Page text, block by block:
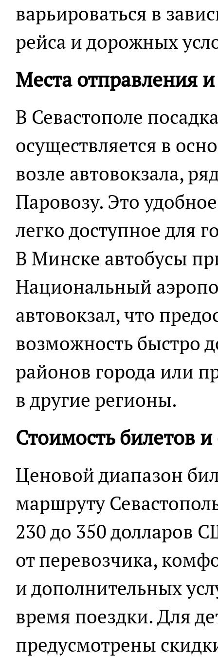
варьироваться в
рейса и дорожных
Места отправления
В Севастополе
осуществляется в
возле автовокзала,
Паровозу. Это
легко доступное для
В Минске автобусы
Национальный
автовокзал, что
возможность быстро
районов города или
в другие регионы.
Стоимость билетов
Ценовой диапазон
маршруту
230 до 350 долларов
от перевозчика,
и дополнительных
время поездки. Для
предусмотрены